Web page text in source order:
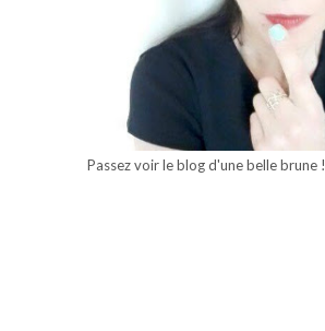
Passez voir le blog d'une belle brune !